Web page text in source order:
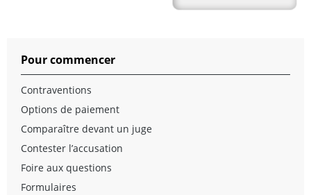
Pour commencer
Contraventions
Options de paiement
Comparaître devant un juge
Contester l’accusation
Foire aux questions
Formulaires